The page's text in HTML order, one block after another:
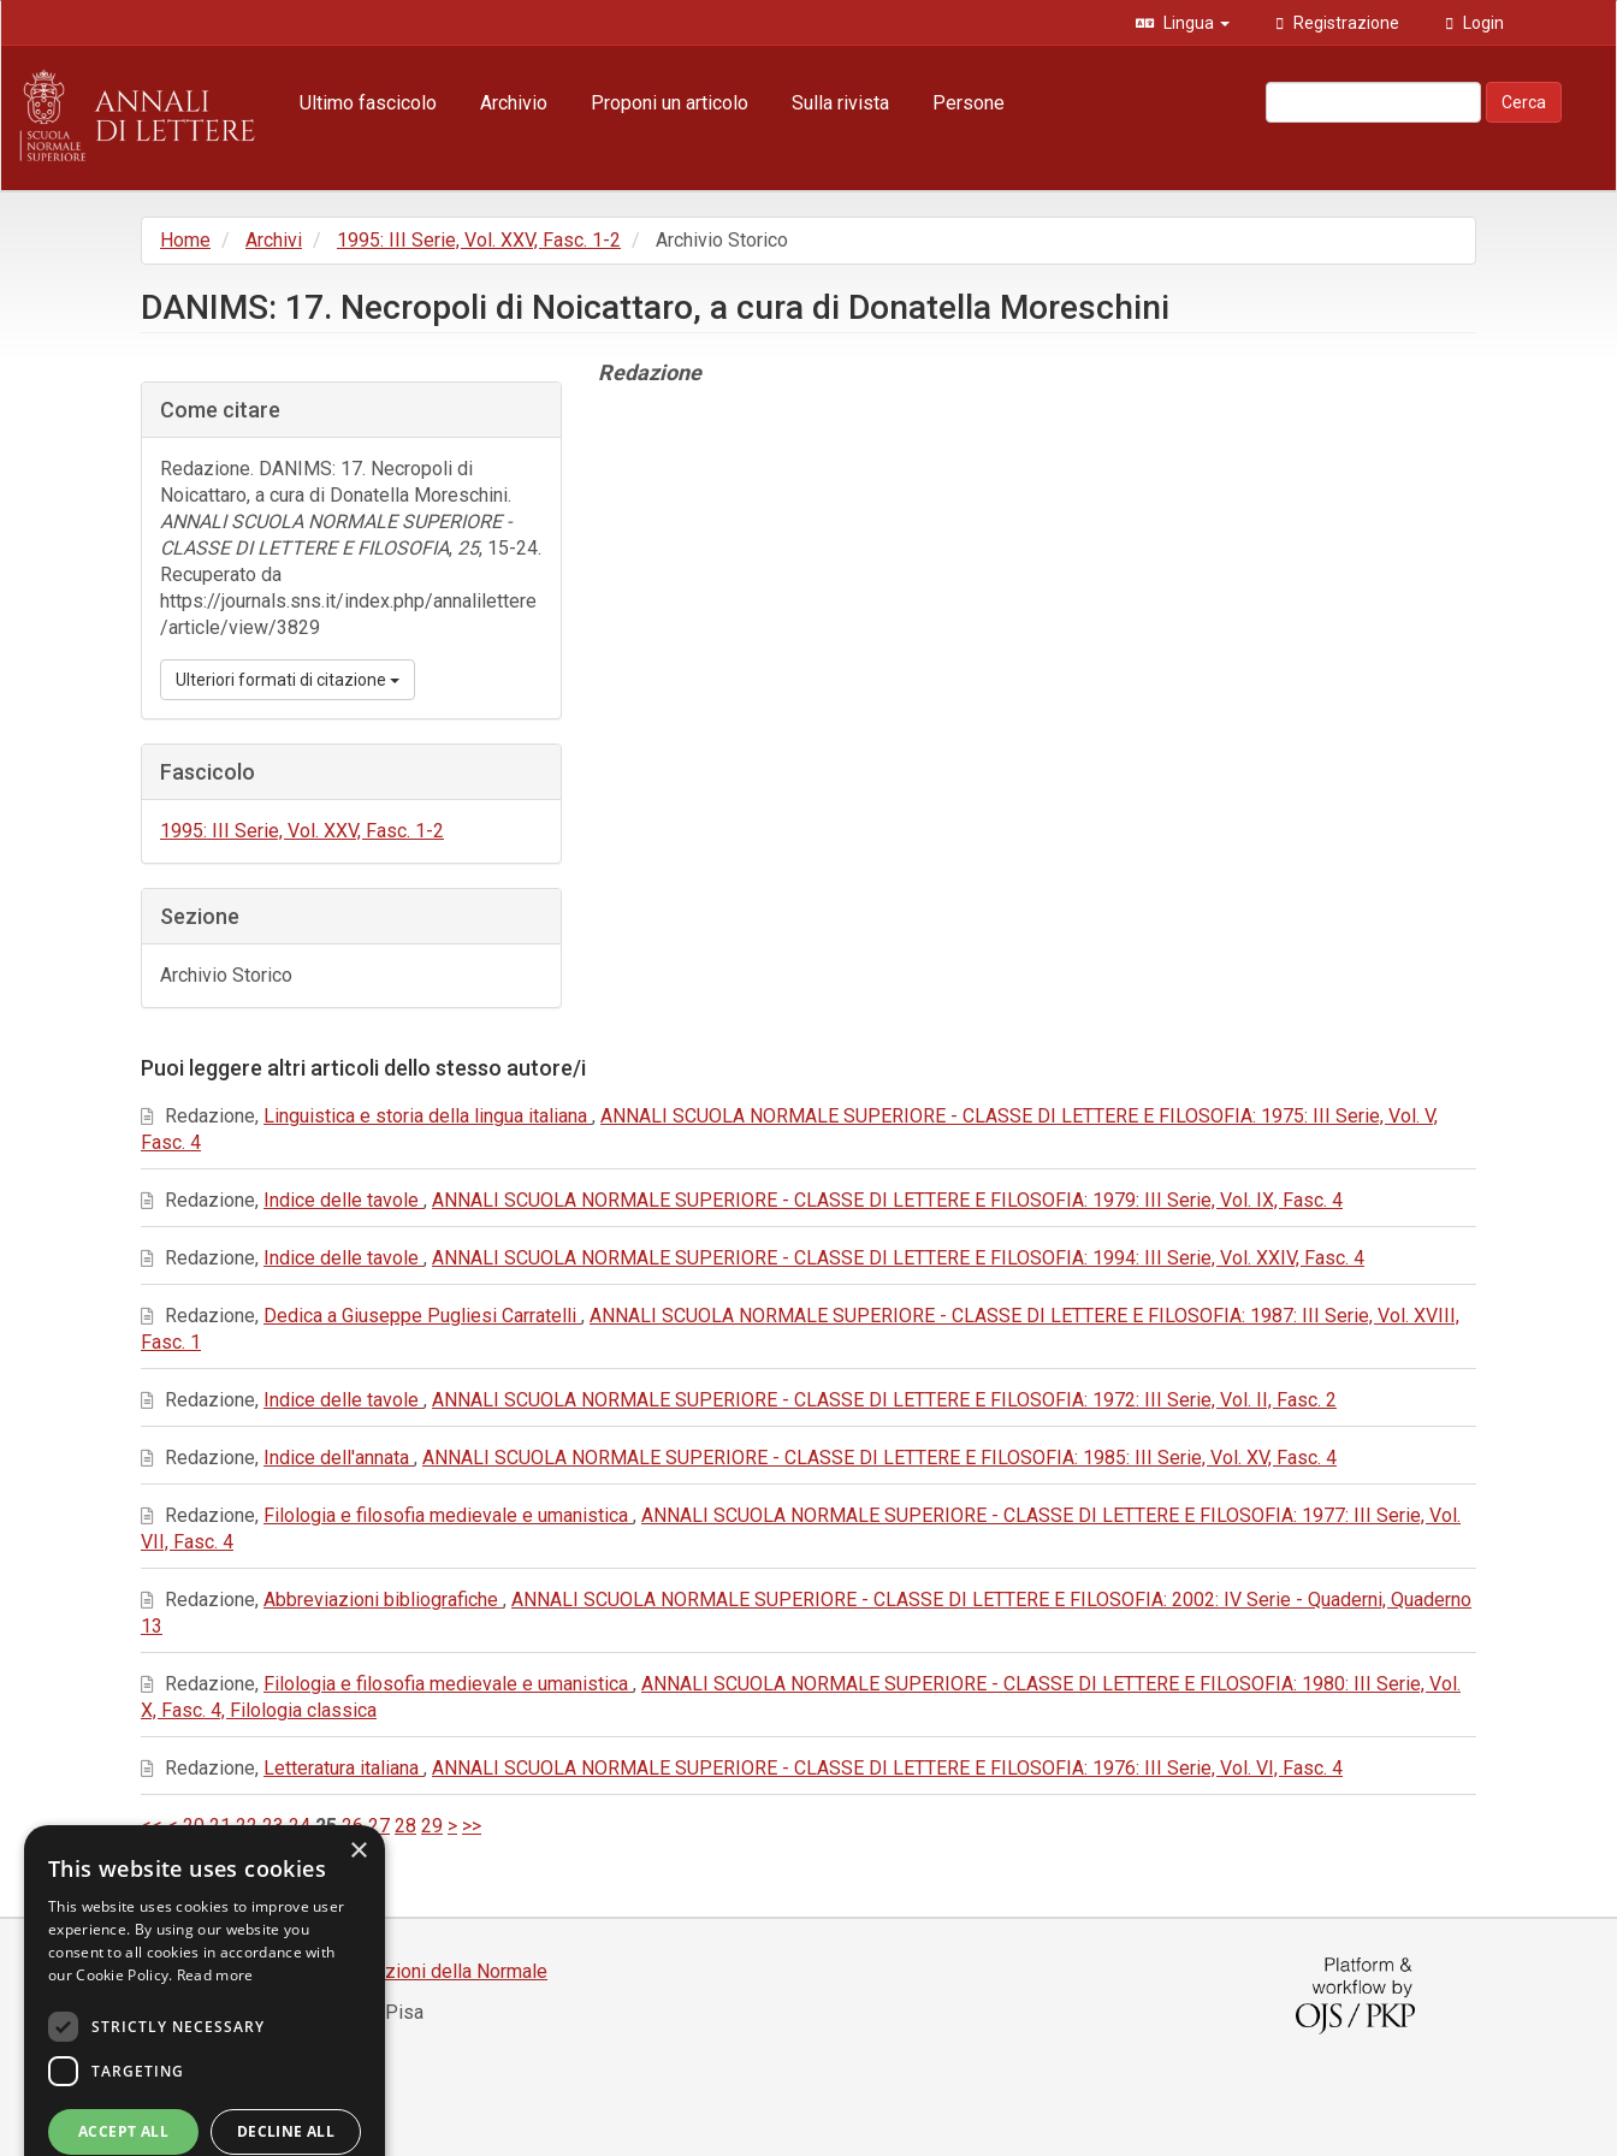
principale
Barra
laterale
Lingua Registrazione Login
Ultimo fascicolo Archivio Proponi un articolo Sulla rivista Persone Cerca
Home Archivi 1995: III Serie, Vol. XXV, Fasc. 1-2 Archivio Storico
DANIMS: 17. Necropoli di Noicattaro, a cura di Donatella Moreschini
laterale
dell'articolo
Come citare
Redazione. DANIMS: 17. Necropoli di
Noicattaro, a cura di Donatella Moreschini.
ANNALI SCUOLA NORMALE SUPERIORE -
CLASSE DI LETTERE E FILOSOFIA, 25, 15-24.
Recuperato da
https://journals.sns.it/index.php/annalilettere
/article/view/3829
Ulteriori formati di citazione
Fascicolo
1995: III Serie, Vol. XXV, Fasc. 1-2
Sezione
Archivio Storico
Contenuto
Redazione
Puoi leggere altri articoli dello stesso autore/i
Redazione, Linguistica e storia della lingua italiana , ANNALI SCUOLA NORMALE SUPERIORE - CLASSE DI LETTERE E FILOSOFIA: 1975: III Serie, Vol. V,
Fasc. 4
Redazione, Indice delle tavole , ANNALI SCUOLA NORMALE SUPERIORE - CLASSE DI LETTERE E FILOSOFIA: 1979: III Serie, Vol. IX, Fasc. 4
Redazione, Indice delle tavole , ANNALI SCUOLA NORMALE SUPERIORE - CLASSE DI LETTERE E FILOSOFIA: 1994: III Serie, Vol. XXIV, Fasc. 4
Redazione, Dedica a Giuseppe Pugliesi Carratelli , ANNALI SCUOLA NORMALE SUPERIORE - CLASSE DI LETTERE E FILOSOFIA: 1987: III Serie, Vol. XVIII,
Fasc. 1
Redazione, Indice delle tavole , ANNALI SCUOLA NORMALE SUPERIORE - CLASSE DI LETTERE E FILOSOFIA: 1972: III Serie, Vol. II, Fasc. 2
Redazione, Indice dell'annata , ANNALI SCUOLA NORMALE SUPERIORE - CLASSE DI LETTERE E FILOSOFIA: 1985: III Serie, Vol. XV, Fasc. 4
Redazione, Filologia e filosofia medievale e umanistica , ANNALI SCUOLA NORMALE SUPERIORE - CLASSE DI LETTERE E FILOSOFIA: 1977: III Serie, Vol.
VII, Fasc. 4
Redazione, Abbreviazioni bibliografiche , ANNALI SCUOLA NORMALE SUPERIORE - CLASSE DI LETTERE E FILOSOFIA: 2002: IV Serie - Quaderni, Quaderno
13
Redazione, Filologia e filosofia medievale e umanistica , ANNALI SCUOLA NORMALE SUPERIORE - CLASSE DI LETTERE E FILOSOFIA: 1980: III Serie, Vol.
X, Fasc. 4, Filologia classica
Redazione, Letteratura italiana , ANNALI SCUOLA NORMALE SUPERIORE - CLASSE DI LETTERE E FILOSOFIA: 1976: III Serie, Vol. VI, Fasc. 4
<< < 20 21 22 23 24 25 26 27 28 29 > >>
Scuola Normale Superiore
Edizioni della Normale
Piazza dei Cavalieri, 7 - 56126 Pisa
Partita IVA 00420000507
segreteria.annali@sns.it
×
This website uses cookies
This website uses cookies to improve user
experience. By using our website you
consent to all cookies in accordance with
our Cookie Policy. Read more
STRICTLY NECESSARY
TARGETING
ACCEPT ALL DECLINE ALL